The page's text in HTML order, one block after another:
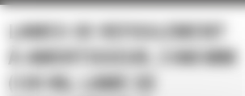
LAMES DE REFOULEMENT
À AMORTISSEUR, 3 048 MM
(120 IN), LAME DE